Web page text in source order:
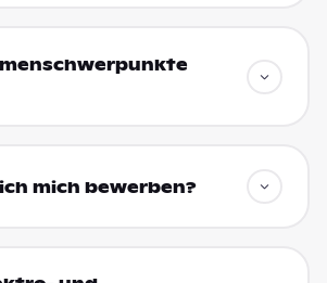
mich bewerben?